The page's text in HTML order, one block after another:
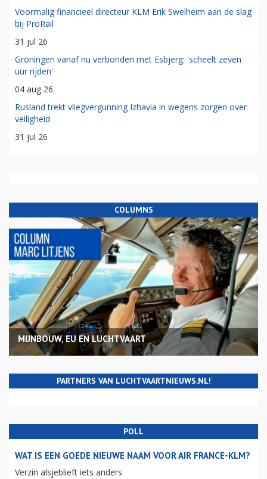
Voormalig financieel directeur KLM Erik Swelheim aan de slag
bij ProRail
31 jul 26
Groningen vanaf nu verbonden met Esbjerg: 'scheelt zeven
uur rijden'
04 aug 26
Rusland trekt vliegvergunning Izhavia in wegens zorgen over
veiligheid
31 jul 26
COLUMNS
MIJNBOUW, EU EN LUCHTVAART
PARTNERS VAN LUCHTVAARTNIEUWS.NL!
POLL
WAT IS EEN GOEDE NIEUWE NAAM VOOR AIR FRANCE-KLM?
Verzin alsjeblieft iets anders